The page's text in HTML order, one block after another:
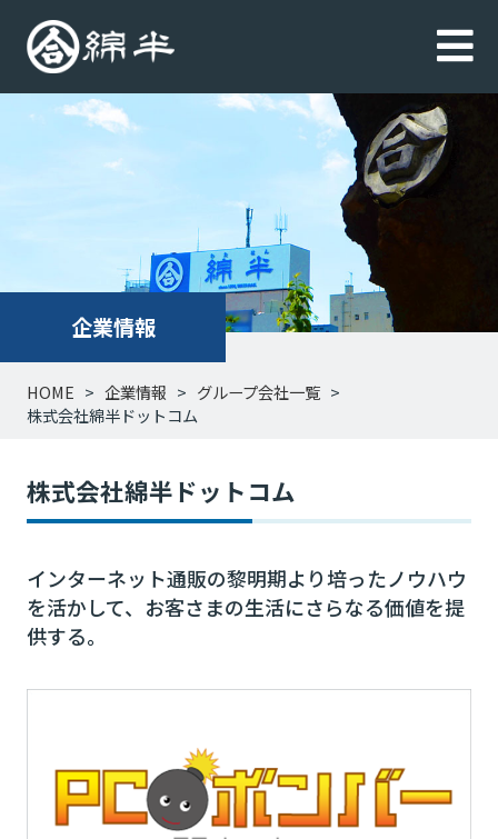
企業情報
HOME 企業情報
グループ会社一覧
株式会社綿半ドットコム
株式会社綿半ドットコム
インターネット通販の黎明期より培ったノウハウ
を活かして、お客さまの生活にさらなる価値を提
供する。